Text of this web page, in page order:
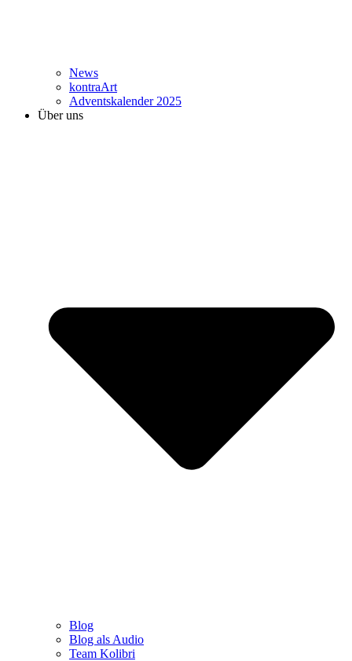
News
kontraArt
Adventskalender 2025
Über uns
Blog
Blog als Audio
Team Kolibri